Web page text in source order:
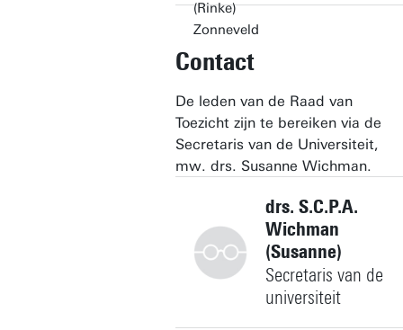
Contact
De leden van de Raad van
Toezicht zijn te bereiken via de
Secretaris van de Universiteit,
mw. drs. Susanne Wichman.
drs. S.C.P.A.
Wichman
(Susanne)
Secretaris van de
universiteit